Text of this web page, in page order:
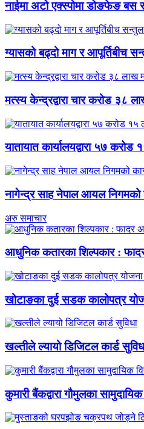
नाईमा अटो एक्स्पोमा डोङफेङ बस
ग्यासको बढ्दो माग र आपूर्तिबीच
मत्स्य केन्द्रद्वारा चार करोड ३८
यातायात कार्यालयद्वारा ५७
नागेन्द्र साह नेपाल आयल निगमको
अरु समाचार
आधुनिक कतारका शिल्पकार :
खोटाङका दुई सडक कालोपत्र
खल्तीले ल्यायो डिजिटल कार्ड
कुमारी बैंकद्वारा गौमुलका